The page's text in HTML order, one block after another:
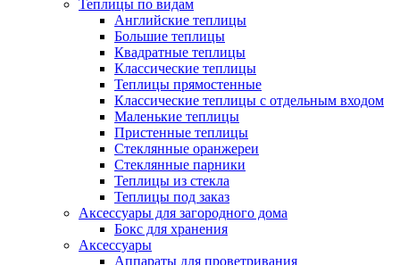
Теплицы по видам
Английские теплицы
Большие теплицы
Квадратные теплицы
Классические теплицы
Теплицы прямостенные
Классические теплицы с отдельным входом
Маленькие теплицы
Пристенные теплицы
Стеклянные оранжереи
Стеклянные парники
Теплицы из стекла
Теплицы под заказ
Аксессуары для загородного дома
Бокс для хранения
Аксессуары
Аппараты для проветривания